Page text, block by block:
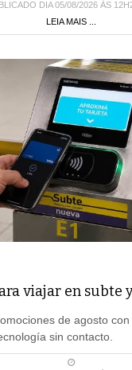
DIA 05/08/2026 ÀS
LEIA MAIS ...
viajar en subte
de agosto
sin contacto.